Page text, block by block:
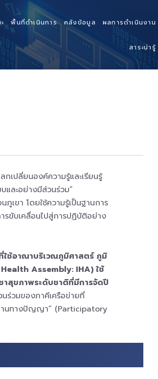
พื้นที่ดำเนินการ คลังข้อมูล ผลการดำเนินงาน
สาระน่ารู้
เปลี่ยนองค์ความรู้และเรียนรู้
และอย่างมีส่วนร่วม”
ขา โดยใช้ความรู้เป็นฐานการ
รขับเคลื่อนไปสู่การปฏิบัติอย่าง
ช้อาณาบริเวณภูมิศาสตร์ ภูมิ
Assembly: IHA) ใช้
สุขภาพระดับชาติที่มีการจัดปี
ร่วมของภาคีเครือข่ายที่
านทางปัญญา” (Participatory